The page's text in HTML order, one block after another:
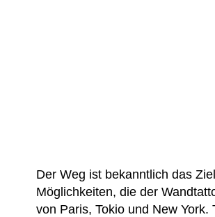
Der Weg ist bekanntlich das
Möglichkeiten, die der
von Paris, Tokio und New